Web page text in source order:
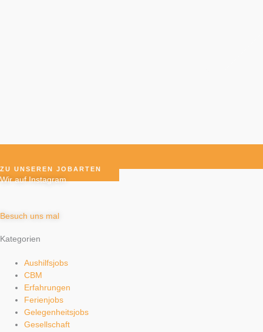
ZU UNSEREN JOBARTEN
Wir auf Instagram
Besuch uns mal
Kategorien
Aushilfsjobs
CBM
Erfahrungen
Ferienjobs
Gelegenheitsjobs
Gesellschaft